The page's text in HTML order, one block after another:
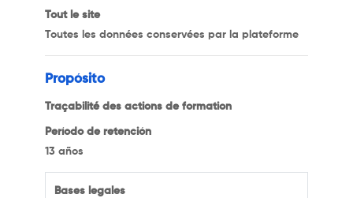
Tout le site
Toutes les données conservées par la plateforme
Propósito
Traçabilité des actions de formation
Período de retención
13 años
Bases legales